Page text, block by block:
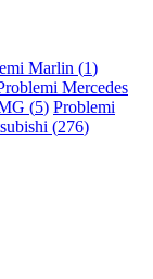
Marlin (1)
Mercedes
(5) Problemi
(276)